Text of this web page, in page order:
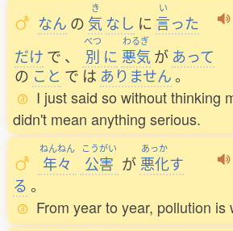
なん の
き
気なし に
い
言った
だけ で 、
べつ
別 に
わるぎ
悪気 が あって
の こと で は ありません。
I just said so without thinking
didn't mean anything serious.
ねんねん
年々
こうがい
公害 が
あっか
悪化す
る 。
From year to year, pollution is